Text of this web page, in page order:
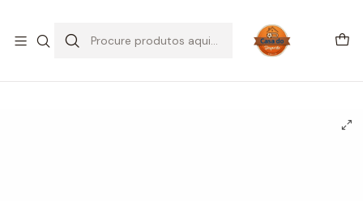
Início CHUTEIRAS
Chuteiras Campo | FG
adidas Predator Elite FG Pure Victory Pack